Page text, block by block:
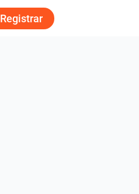
Registrar